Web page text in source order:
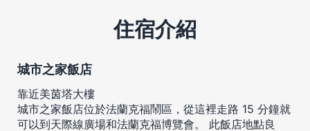
住宿介紹
城市之家飯店
靠近美茵塔大樓
城市之家飯店位於法蘭克福鬧區，從這裡走路 15 分鐘就
可以到天際線廣場和法蘭克福博覽會。 此飯店地點良